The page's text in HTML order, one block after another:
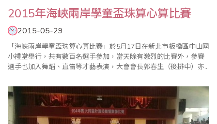
2015年海峽兩岸學童盃珠算心算比賽
2015-05-29
「海峽兩岸學童盃珠算心算比賽」於5月17日在新北市板橋區中山國
小禮堂舉行，共有數百名選手參加，當天除有激烈的比賽外，參賽
選手也加入舞蹈、直笛等才藝表演，大會會長郭春生（後排中）亦